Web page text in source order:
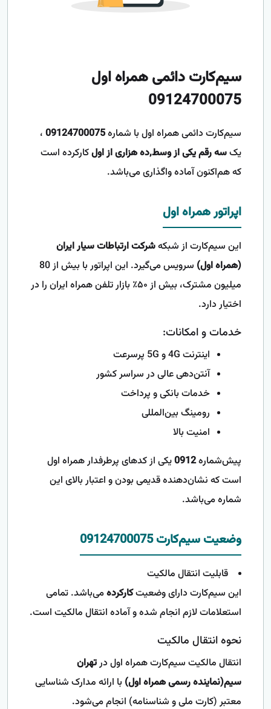
سیم‌کارت دائمی همراه اول
09124700075
سیم‌کارت دائمی همراه اول با شماره09124700075 ،
یکسه رقم یکی از وسط,ده هزاری از اولکارکرده است
که هم‌اکنون آماده واگذاری می‌باشد.
اپراتور همراه اول
این سیم‌کارت از شبکهشرکت ارتباطات سیار ایران
(همراه اول)
سرویس می‌گیرد. این اپراتور با بیش از 80
میلیون مشترک، بیش از ۵۰٪ بازار تلفن همراه ایران را در
اختیار دارد.
خدمات و امکانات:
اینترنت 4G و 5G پرسرعت
آنتن‌دهی عالی در سراسر کشور
خدمات بانکی و پرداخت
رومینگ بین‌المللی
امنیت بالا
پیش‌شماره0912یکی از کدهای پرطرفدار همراه اول
است که نشان‌دهنده قدیمی بودن و اعتبار بالای این
شماره می‌باشد.
وضعیت سیم‌کارت 09124700075
قابلیت انتقال مالکیت
این سیم‌کارت دارای وضعیتکارکردهمی‌باشد. تمامی
استعلامات لازم انجام شده و آماده انتقال مالکیت است.
نحوه انتقال مالکیت
انتقال مالکیت سیم‌کارت همراه اول درتهران
سیم(نماینده رسمی همراه اول) با ارائه مدارک شناسایی
معتبر (کارت ملی و شناسنامه) انجام می‌شود.